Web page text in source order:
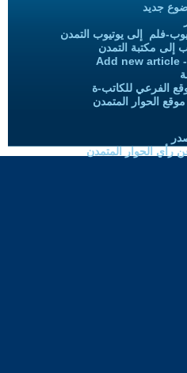
جديد
فلم إلى يوتيوب التمدن
إلى مكتبة التمدن
Add new article
الفرعي للكاتب-ة
الحوار المتمدن
رأي الحوار المتمدن